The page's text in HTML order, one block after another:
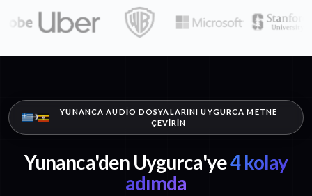
YUNANCA AUDIO DOSYALARINI UYGURCA METNE
ÇEVIRIN
Yunanca'den Uygurca'ye4 kolay
adımda